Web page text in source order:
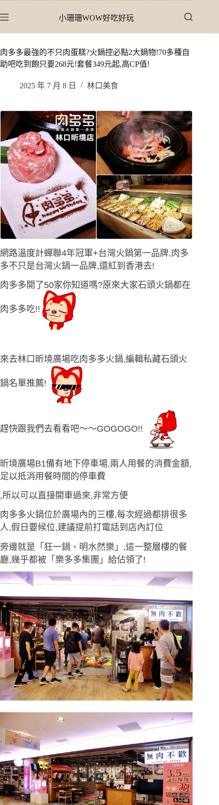
至
內
容
小珊珊WOW好吃好玩
肉多多最強的不只肉蛋糕?火鍋控必點2大鍋物!70多種自
助吧吃到飽只要268元!套餐349元起,高CP值!
2025 年 7 月 8 日 林口美食
網路溫度計蟬聯4年冠軍+台灣火鍋第一品牌,肉多
多不只是台灣火鍋一品牌,還紅到香港去!
肉多多開了50家你知道嗎?原來大家石頭火鍋都在
肉多多吃!!
來去林口昕境廣場吃肉多多火鍋,編輯私藏石頭火
鍋名單推薦!
趕快跟我們去看看吧〜〜GOGOGO!!
昕境廣場B1備有地下停車場,兩人用餐的消費金額,
足以抵消用餐時間的停車費
,所以可以直接開車過來,非常方便
肉多多火鍋位於廣場內的三樓,每次經過都排很多
人,假日要候位,建議提前打電話到店內訂位
旁邊就是「狂一鍋、明水然樂」,這一整層樓的餐
廳,幾乎都被「樂多多集團」給佔領了!